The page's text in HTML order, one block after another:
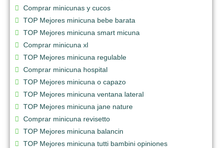
Comprar minicunas y cucos
TOP Mejores minicuna bebe barata
TOP Mejores minicuna smart micuna
Comprar minicuna xl
TOP Mejores minicuna regulable
Comprar minicuna hospital
TOP Mejores minicuna o capazo
TOP Mejores minicuna ventana lateral
TOP Mejores minicuna jane nature
Comprar minicuna revisetto
TOP Mejores minicuna balancin
TOP Mejores minicuna tutti bambini opiniones